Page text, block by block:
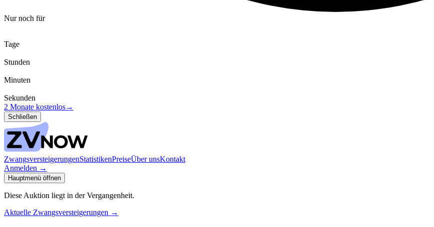
Nur noch für
Tage
Stunden
Minuten
Sekunden
2 Monate kostenlos→
Schließen
ZwangsversteigerungenStatistikenPreiseÜber unsKontakt
Anmelden →
Hauptmenü öffnen
Diese Auktion liegt in der Vergangenheit.
Aktuelle Zwangsversteigerungen →